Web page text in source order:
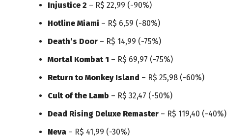
Injustice 2 – R$ 22,99 (-90%)
Hotline Miami – R$ 6,59 (-80%)
Death’s Door – R$ 14,99 (-75%)
Mortal Kombat 1 – R$ 69,97 (-75%)
Return to Monkey Island – R$ 25,98 (-60%)
Cult of the Lamb – R$ 32,47 (-50%)
Dead Rising Deluxe Remaster – R$ 119,40 (-40%)
Neva – R$ 41,99 (-30%)